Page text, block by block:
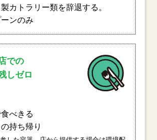
カトラリー類を辞退する。
ンのみ
での
しゼロ
食べきる
持ち帰り